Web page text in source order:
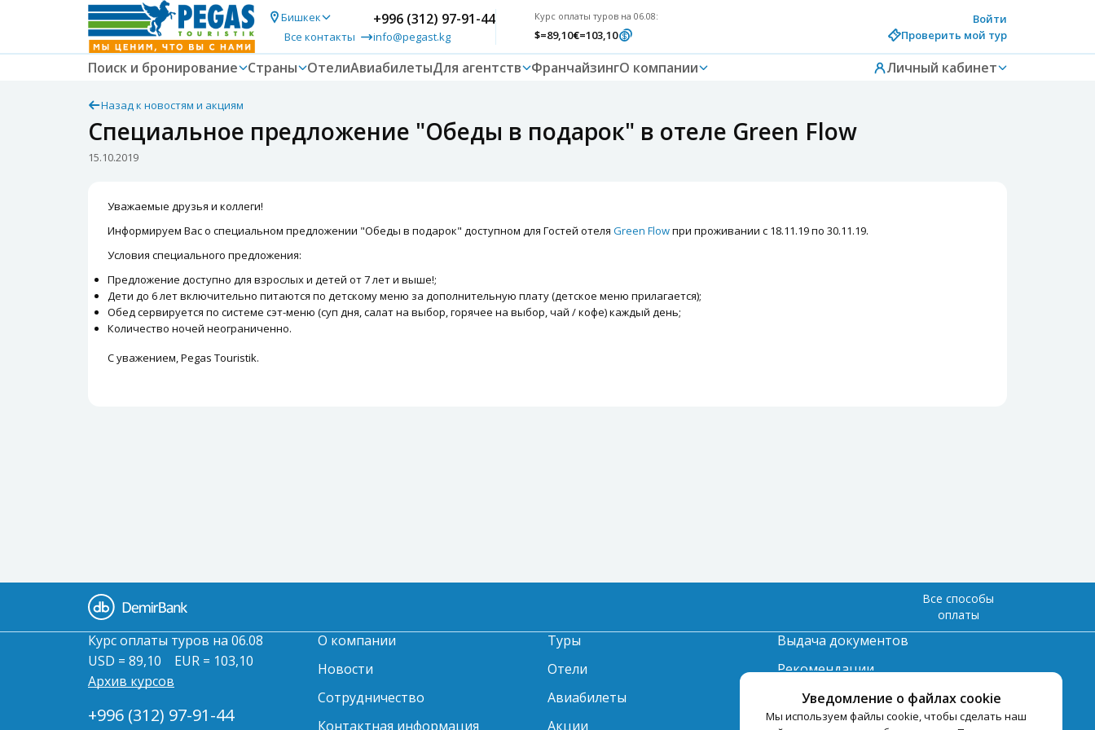
Бишкек
Все контакты
+996 (312) 97-91-44
info@pegast.kg
Курс оплаты туров на 06.08:
$=89,10€=103,10
Войти
Проверить мой тур
Поиск и бронирование Страны ОтелиАвиабилетыДля агентств ФранчайзингО компании Личный кабинет
Назад к новостям и акциям
Специальное предложение "Обеды в подарок" в отеле Green Flow
15.10.2019
Уважаемые друзья и коллеги!
Информируем Вас о специальном предложении "Обеды в подарок" доступном для Гостей отеля Green Flowпри проживании с 18.11.19 по 30.11.19.
Условия специального предложения:
Предложение доступно для взрослых и детей от 7 лет и выше!;
Дети до 6 лет включительно питаются по детскому меню за дополнительную плату (детское меню прилагается);
Обед сервируется по системе сэт-меню (суп дня, салат на выбор, горячее на выбор, чай / кофе) каждый день;
Количество ночей неограниченно.
С уважением, Pegas Touristik.
Уведомление о файлах cookie
Мы используем файлы cookie, чтобы сделать наш
Все способы
оплаты
Курс оплаты туров на 06.08
USD = 89,10
EUR = 103,10
Архив курсов
+996 (312) 97-91-44
О компании
Новости
Сотрудничество
Контактная информация
Туры
Отели
Авиабилеты
Акции
Выдача документов
Рекомендации
Вопрос-ответ
Счет и оплата